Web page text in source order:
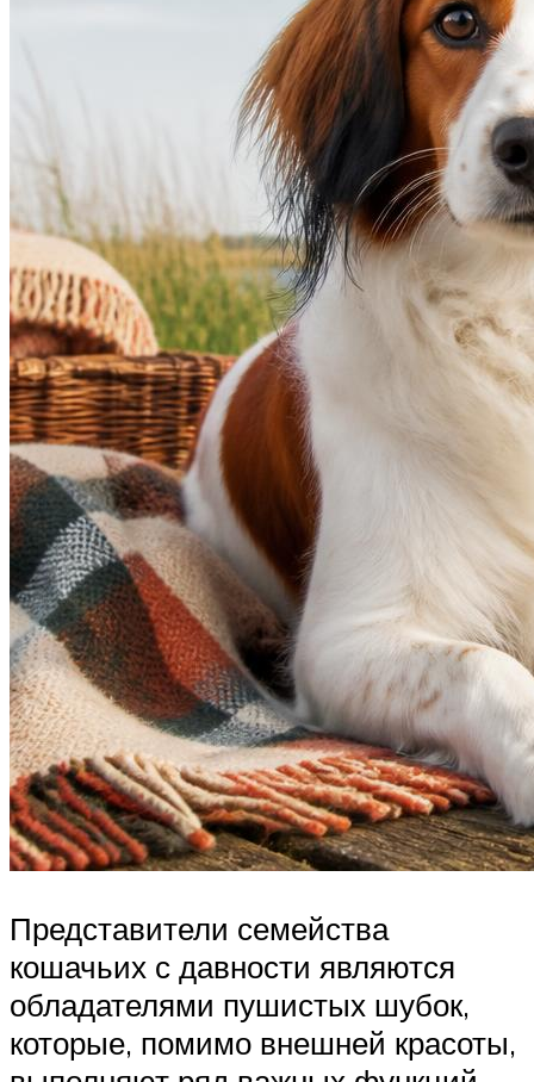
Представители семейства
кошачьих с давности являются
обладателями пушистых шубок,
которые, помимо внешней красоты,